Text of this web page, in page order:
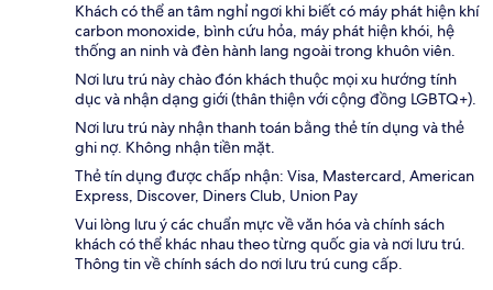
Khách có thể an tâm nghỉ ngơi khi biết có máy phát hiện khí
carbon monoxide, bình cứu hỏa, máy phát hiện khói, hệ
thống an ninh và đèn hành lang ngoài trong khuôn viên.
Nơi lưu trú này chào đón khách thuộc mọi xu hướng tính
dục và nhận dạng giới (thân thiện với cộng đồng LGBTQ+).
Nơi lưu trú này nhận thanh toán bằng thẻ tín dụng và thẻ
ghi nợ. Không nhận tiền mặt.
Thẻ tín dụng được chấp nhận: Visa, Mastercard, American
Express, Discover, Diners Club, Union Pay
Vui lòng lưu ý các chuẩn mực về văn hóa và chính sách
khách có thể khác nhau theo từng quốc gia và nơi lưu trú.
Thông tin về chính sách do nơi lưu trú cung cấp.